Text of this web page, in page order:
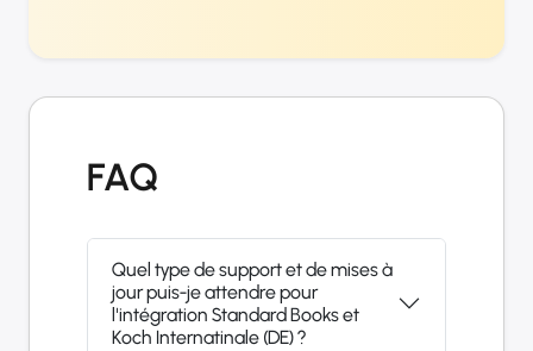
FAQ
Quel type de support et de mises à
jour puis-je attendre pour
l'intégration Standard Books et
Koch Internatinale (DE) ?